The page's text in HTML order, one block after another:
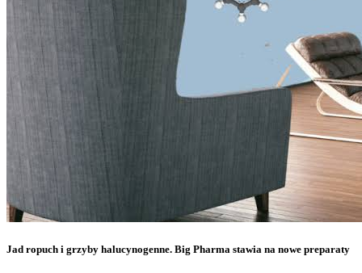
Jad ropuch i grzyby halucynogenne. Big Pharma stawia na nowe preparaty